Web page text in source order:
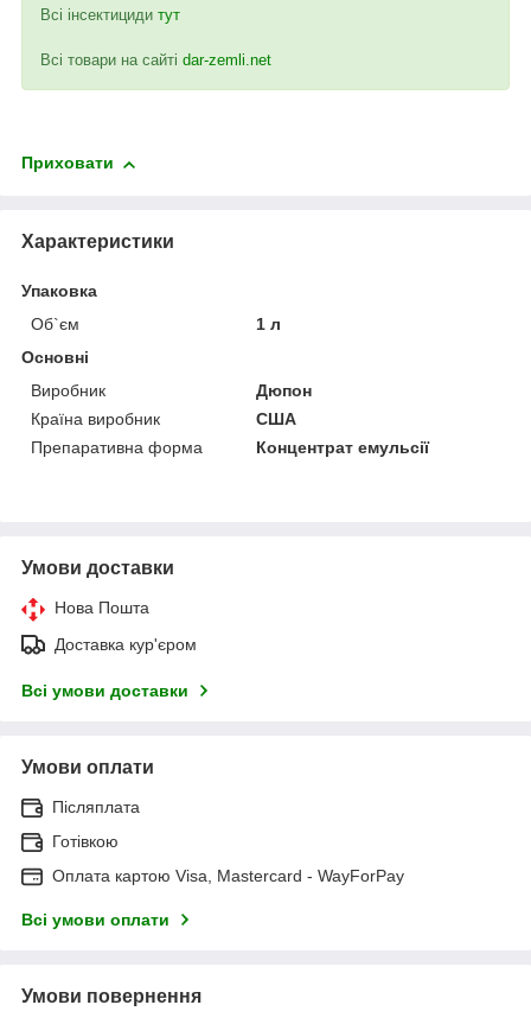
Всі інсектициди тут
Всі товари на сайті dar-zemli.net
Приховати
Характеристики
Упаковка
Об`єм
1 л
Основні
Виробник
Дюпон
Країна виробник
США
Препаративна форма
Концентрат емульсії
Умови доставки
Нова Пошта
Доставка кур'єром
Всі умови доставки
Умови оплати
Післяплата
Готівкою
Оплата картою Visa, Mastercard - WayForPay
Всі умови оплати
Умови повернення